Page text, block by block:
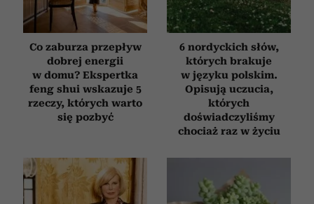
Co zaburza przepływ
dobrej energii
w domu? Ekspertka
feng shui wskazuje 5
rzeczy, których warto
się pozbyć
6 nordyckich słów,
których brakuje
w języku polskim.
Opisują uczucia,
których
doświadczyliśmy
chociaż raz w życiu